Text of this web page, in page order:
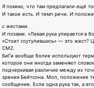
Я помню, что там предлагали ещё
И такое есть. И темп речи. И
с жестами.
И позами. «Левая рука упирается в
«Стоит ссутулившись» — это жест?
СМ2.
БиГи вообще более используют
которое они иногда заменяют
подчеркивая различие между их
зрения Бейтсона. Мол, положение
сообщение. Если одна рука так, а